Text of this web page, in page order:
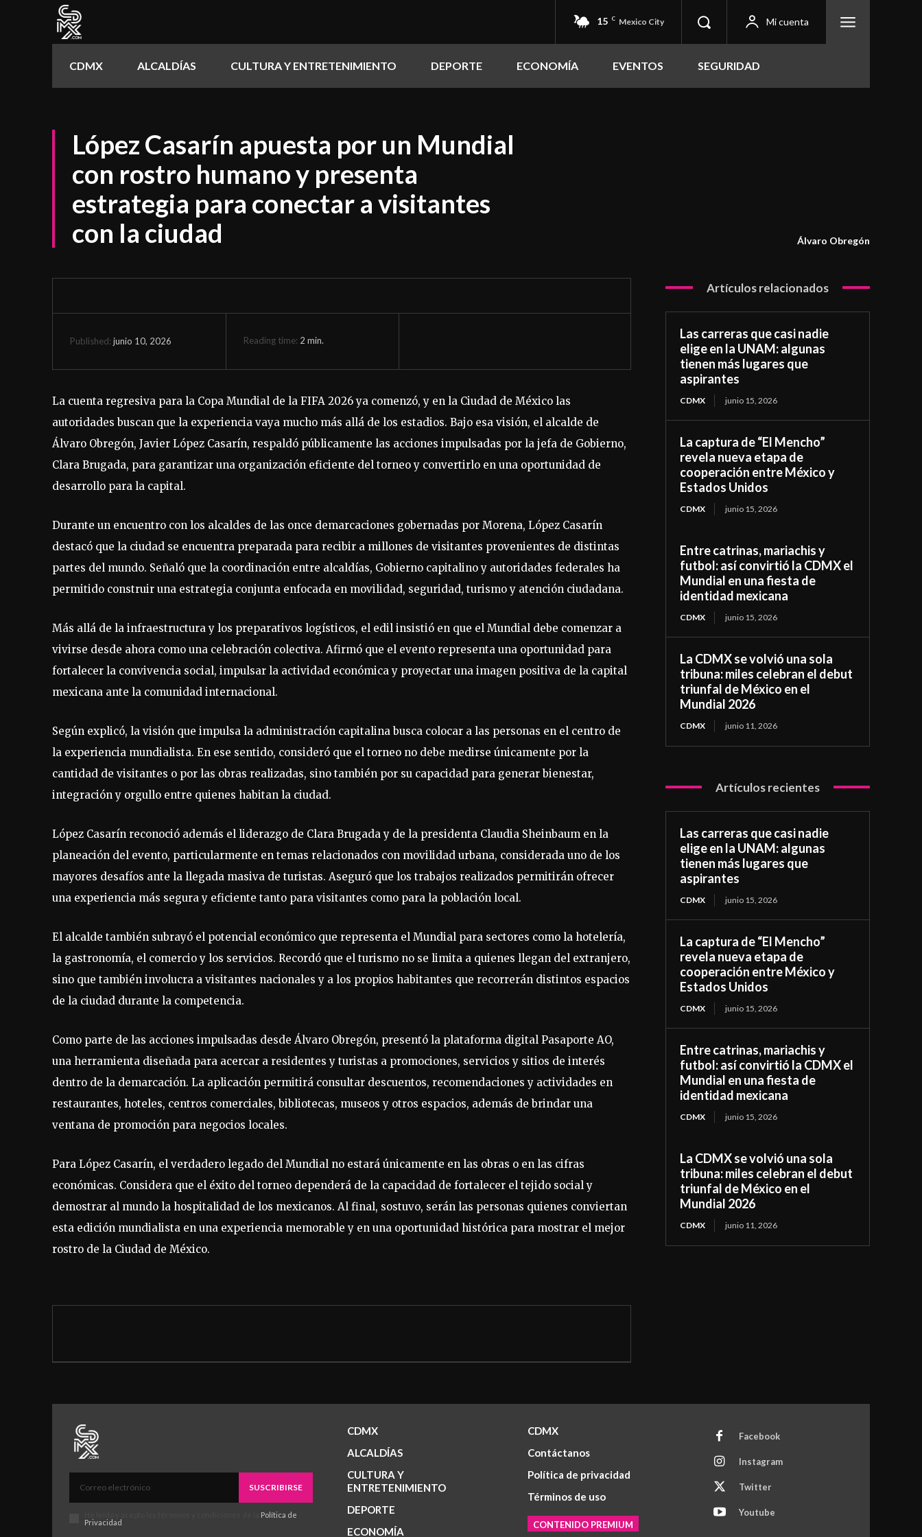
15 C Mexico City Mi cuenta
CDMX ALCALDÍAS CULTURA Y ENTRETENIMIENTO DEPORTE ECONOMÍA EVENTOS SEGURIDAD
López Casarín apuesta por un Mundial
con rostro humano y presenta
estrategia para conectar a visitantes
con la ciudad
Álvaro Obregón
Published: junio 10, 2026 Reading time: 2 min.
La cuenta regresiva para la Copa Mundial de la FIFA 2026 ya comenzó, y en la Ciudad de México las
autoridades buscan que la experiencia vaya mucho más allá de los estadios. Bajo esa visión, el alcalde de
Álvaro Obregón, Javier López Casarín, respaldó públicamente las acciones impulsadas por la jefa de Gobierno,
Clara Brugada, para garantizar una organización eficiente del torneo y convertirlo en una oportunidad de
desarrollo para la capital.
Durante un encuentro con los alcaldes de las once demarcaciones gobernadas por Morena, López Casarín
destacó que la ciudad se encuentra preparada para recibir a millones de visitantes provenientes de distintas
partes del mundo. Señaló que la coordinación entre alcaldías, Gobierno capitalino y autoridades federales ha
permitido construir una estrategia conjunta enfocada en movilidad, seguridad, turismo y atención ciudadana.
Más allá de la infraestructura y los preparativos logísticos, el edil insistió en que el Mundial debe comenzar a
vivirse desde ahora como una celebración colectiva. Afirmó que el evento representa una oportunidad para
fortalecer la convivencia social, impulsar la actividad económica y proyectar una imagen positiva de la capital
mexicana ante la comunidad internacional.
Según explicó, la visión que impulsa la administración capitalina busca colocar a las personas en el centro de
la experiencia mundialista. En ese sentido, consideró que el torneo no debe medirse únicamente por la
cantidad de visitantes o por las obras realizadas, sino también por su capacidad para generar bienestar,
integración y orgullo entre quienes habitan la ciudad.
López Casarín reconoció además el liderazgo de Clara Brugada y de la presidenta Claudia Sheinbaum en la
planeación del evento, particularmente en temas relacionados con movilidad urbana, considerada uno de los
mayores desafíos ante la llegada masiva de turistas. Aseguró que los trabajos realizados permitirán ofrecer
una experiencia más segura y eficiente tanto para visitantes como para la población local.
El alcalde también subrayó el potencial económico que representa el Mundial para sectores como la hotelería,
la gastronomía, el comercio y los servicios. Recordó que el turismo no se limita a quienes llegan del extranjero,
sino que también involucra a visitantes nacionales y a los propios habitantes que recorrerán distintos espacios
de la ciudad durante la competencia.
Como parte de las acciones impulsadas desde Álvaro Obregón, presentó la plataforma digital Pasaporte AO,
una herramienta diseñada para acercar a residentes y turistas a promociones, servicios y sitios de interés
dentro de la demarcación. La aplicación permitirá consultar descuentos, recomendaciones y actividades en
restaurantes, hoteles, centros comerciales, bibliotecas, museos y otros espacios, además de brindar una
ventana de promoción para negocios locales.
Para López Casarín, el verdadero legado del Mundial no estará únicamente en las obras o en las cifras
económicas. Considera que el éxito del torneo dependerá de la capacidad de fortalecer el tejido social y
demostrar al mundo la hospitalidad de los mexicanos. Al final, sostuvo, serán las personas quienes conviertan
esta edición mundialista en una experiencia memorable y en una oportunidad histórica para mostrar el mejor
rostro de la Ciudad de México.
Artículos relacionados
Las carreras que casi nadie
elige en la UNAM: algunas
tienen más lugares que
aspirantes
CDMX junio 15, 2026
La captura de “El Mencho”
revela nueva etapa de
cooperación entre México y
Estados Unidos
CDMX junio 15, 2026
Entre catrinas, mariachis y
futbol: así convirtió la CDMX el
Mundial en una fiesta de
identidad mexicana
CDMX junio 15, 2026
La CDMX se volvió una sola
tribuna: miles celebran el debut
triunfal de México en el
Mundial 2026
CDMX junio 11, 2026
Artículos recientes
Las carreras que casi nadie
elige en la UNAM: algunas
tienen más lugares que
aspirantes
CDMX junio 15, 2026
La captura de “El Mencho”
revela nueva etapa de
cooperación entre México y
Estados Unidos
CDMX junio 15, 2026
Entre catrinas, mariachis y
futbol: así convirtió la CDMX el
Mundial en una fiesta de
identidad mexicana
CDMX junio 15, 2026
La CDMX se volvió una sola
tribuna: miles celebran el debut
triunfal de México en el
Mundial 2026
CDMX junio 11, 2026
SUSCRIBIRSE
Política de
Privacidad
CDMX
ALCALDÍAS
CULTURA Y
ENTRETENIMIENTO
DEPORTE
ECONOMÍA
CDMX
Contáctanos
Política de privacidad
Términos de uso
CONTENIDO PREMIUM
Facebook
Instagram
Twitter
Youtube